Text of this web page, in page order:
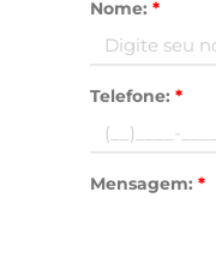
Nome: *
Telefone: *
Mensagem: *